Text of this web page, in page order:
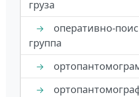
груза
→
оперативно-
группа
→
→